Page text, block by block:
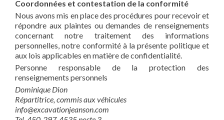
Coordonnées et contestation de la conformité
Nous avons mis en place des procédures pour recevoir et
répondre aux plaintes ou demandes de renseignements
concernant notre traitement des informations
personnelles, notre conformité à la présente politique et
aux lois applicables en matière de confidentialité.
Personne responsable de la protection des
renseignements personnels
Dominique Dion
Répartitrice, commis aux véhicules
info@excavationjeanson.com